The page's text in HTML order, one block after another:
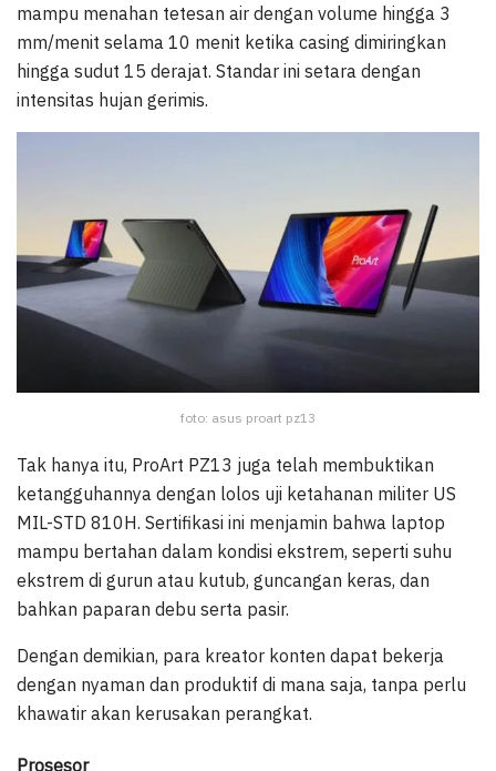
mampu menahan tetesan air dengan volume hingga 3
mm/menit selama 10 menit ketika casing dimiringkan
hingga sudut 15 derajat. Standar ini setara dengan
intensitas hujan gerimis.
foto: asus proart pz13
Tak hanya itu, ProArt PZ13 juga telah membuktikan
ketangguhannya dengan lolos uji ketahanan militer US
MIL-STD 810H. Sertifikasi ini menjamin bahwa laptop
mampu bertahan dalam kondisi ekstrem, seperti suhu
ekstrem di gurun atau kutub, guncangan keras, dan
bahkan paparan debu serta pasir.
Dengan demikian, para kreator konten dapat bekerja
dengan nyaman dan produktif di mana saja, tanpa perlu
khawatir akan kerusakan perangkat.
Prosesor